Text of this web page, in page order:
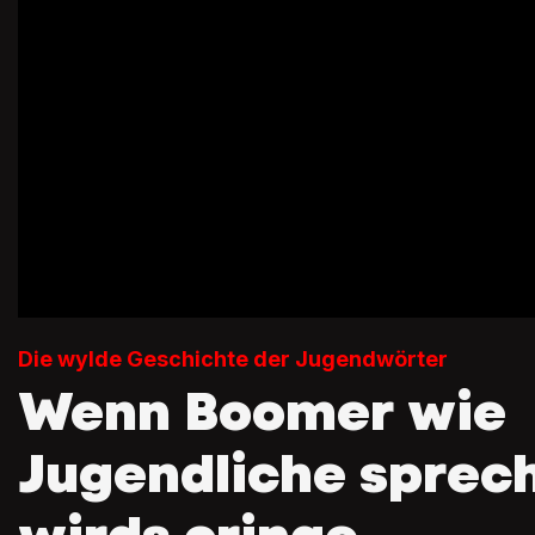
Die wylde Geschichte der Jugendwörter
Wenn Boomer wie
Jugendliche